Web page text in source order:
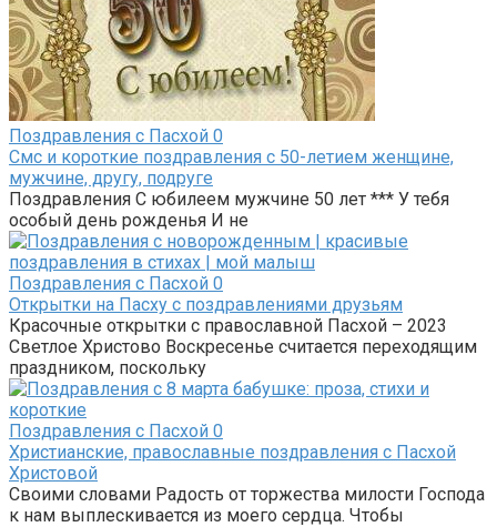
Поздравления с Пасхой 0
Смс и короткие поздравления с 50-летием женщине,
мужчине, другу, подруге
Поздравления С юбилеем мужчине 50 лет *** У тебя
особый день рожденья И не
Поздравления с Пасхой 0
Открытки на Пасху с поздравлениями друзьям
Красочные открытки с православной Пасхой – 2023
Светлое Христово Воскресенье считается переходящим
праздником, поскольку
Поздравления с Пасхой 0
Христианские, православные поздравления с Пасхой
Христовой
Своими словами Радость от торжества милости Господа
к нам выплескивается из моего сердца. Чтобы